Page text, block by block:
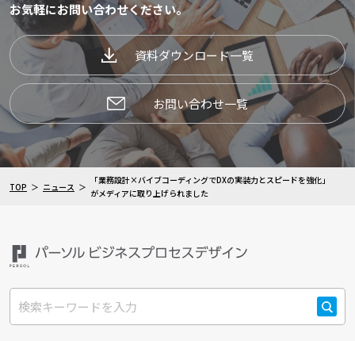
お気軽にお問い合わせください。
資料ダウンロード一覧
お問い合わせ一覧
TOP ニュース
「業務設計×バイブコーディングでDXの実装力とスピードを強化」
がメディアに取り上げられました
検索